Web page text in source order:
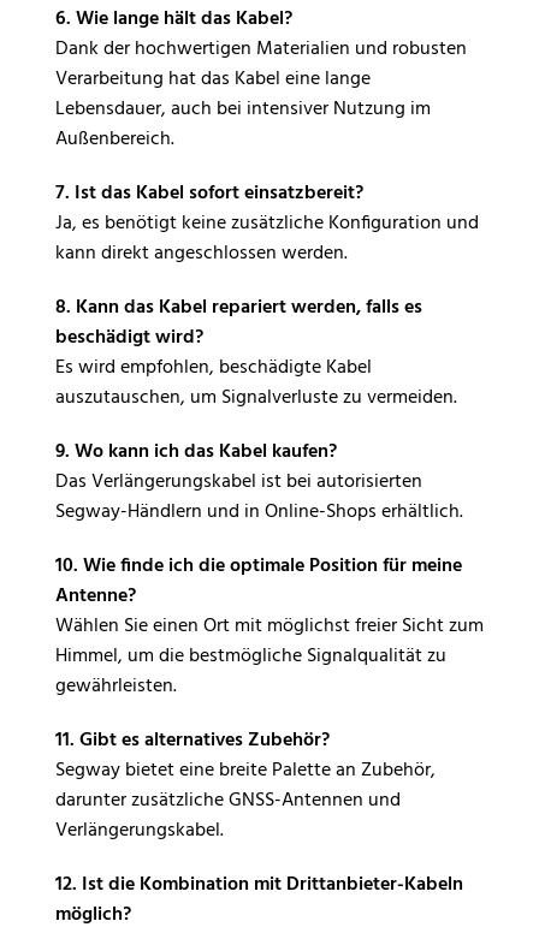
6. Wie lange hält das Kabel?
Dank der hochwertigen Materialien und robusten
Verarbeitung hat das Kabel eine lange
Lebensdauer, auch bei intensiver Nutzung im
Außenbereich.
7. Ist das Kabel sofort einsatzbereit?
Ja, es benötigt keine zusätzliche Konfiguration und
kann direkt angeschlossen werden.
8. Kann das Kabel repariert werden, falls es
beschädigt wird?
Es wird empfohlen, beschädigte Kabel
auszutauschen, um Signalverluste zu vermeiden.
9. Wo kann ich das Kabel kaufen?
Das Verlängerungskabel ist bei autorisierten
Segway-Händlern und in Online-Shops erhältlich.
10. Wie finde ich die optimale Position für meine
Antenne?
Wählen Sie einen Ort mit möglichst freier Sicht zum
Himmel, um die bestmögliche Signalqualität zu
gewährleisten.
11. Gibt es alternatives Zubehör?
Segway bietet eine breite Palette an Zubehör,
darunter zusätzliche GNSS-Antennen und
Verlängerungskabel.
12. Ist die Kombination mit Drittanbieter-Kabeln
möglich?